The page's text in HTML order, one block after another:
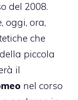
del 2008.
oggi, ora,
che
della piccola
il
nel corso